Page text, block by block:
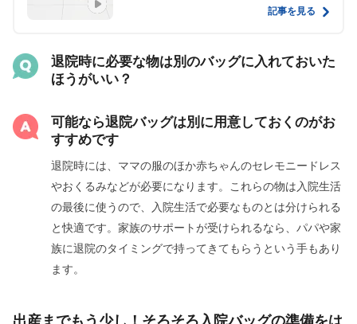
記事を見る
退院時に必要な物は別のバッグに入れておいた
ほうがいい？
可能なら退院バッグは別に用意しておくのがお
すすめです
退院時には、ママの服のほか赤ちゃんのセレモニードレス
やおくるみなどが必要になります。これらの物は入院生活
の最後に使うので、入院生活で必要なものとは分けられる
と快適です。家族のサポートが受けられるなら、パパや家
族に退院のタイミングで持ってきてもらうという手もあり
ます。
出産までもう少し！そろそろ入院バッグの準備をは